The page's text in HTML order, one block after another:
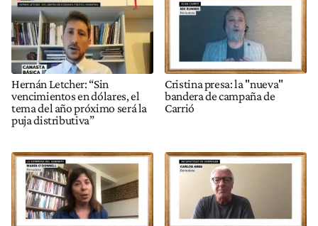
Hernán Letcher: “Sin
vencimientos en dólares, el
tema del año próximo será la
puja distributiva”
Cristina presa: la "nueva"
bandera de campaña de
Carrió